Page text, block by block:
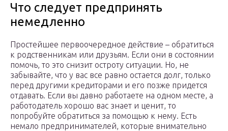
Что следует предпринять
немедленно
Простейшее первоочередное действие – обратиться
к родственникам или друзьям. Если они в состоянии
помочь, то это снизит остроту ситуации. Но, не
забывайте, что у вас все равно остается долг, только
перед другими кредиторами и его позже придется
отдавать. Если вы давно работаете на одном месте, а
работодатель хорошо вас знает и ценит, то
попробуйте обратиться за помощью к нему. Есть
немало предпринимателей, которые внимательно